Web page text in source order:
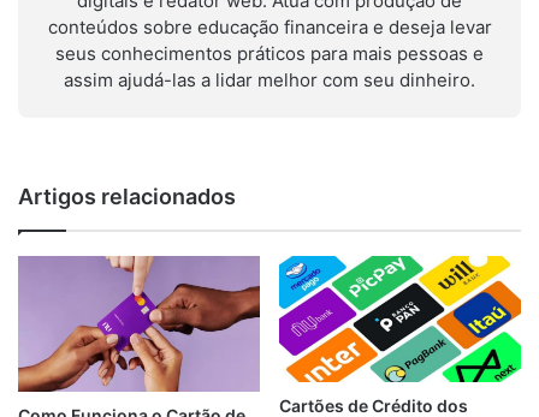
conteúdos sobre educação financeira e deseja levar
seus conhecimentos práticos para mais pessoas e
assim ajudá-las a lidar melhor com seu dinheiro.
Artigos relacionados
Cartões de Crédito dos